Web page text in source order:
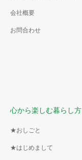
会社概要
お問合わせ
心から楽しむ暮らし方
★おしごと
★はじめまして